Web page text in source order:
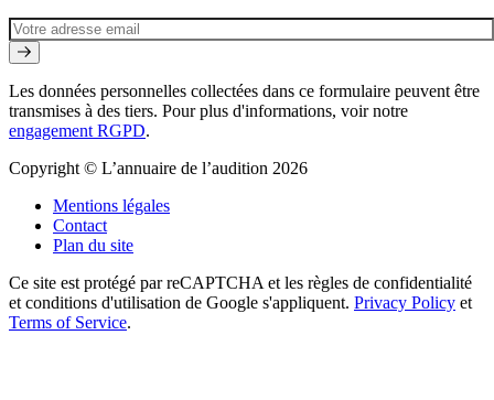
Les données personnelles collectées dans ce formulaire peuvent être
transmises à des tiers. Pour plus d'informations, voir notre
engagement RGPD.
Copyright © L’annuaire de l’audition 2026
Mentions légales
Contact
Plan du site
Ce site est protégé par reCAPTCHA et les règles de confidentialité
et conditions d'utilisation de Google s'appliquent. Privacy Policy et
Terms of Service.